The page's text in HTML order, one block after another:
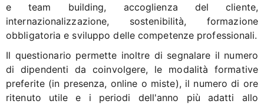
e team building, accoglienza del cliente,
internazionalizzazione, sostenibilità, formazione
obbligatoria e sviluppo delle competenze professionali.
Il questionario permette inoltre di segnalare il numero
di dipendenti da coinvolgere, le modalità formative
preferite (in presenza, online o miste), il numero di ore
ritenuto utile e i periodi dell'anno più adatti allo